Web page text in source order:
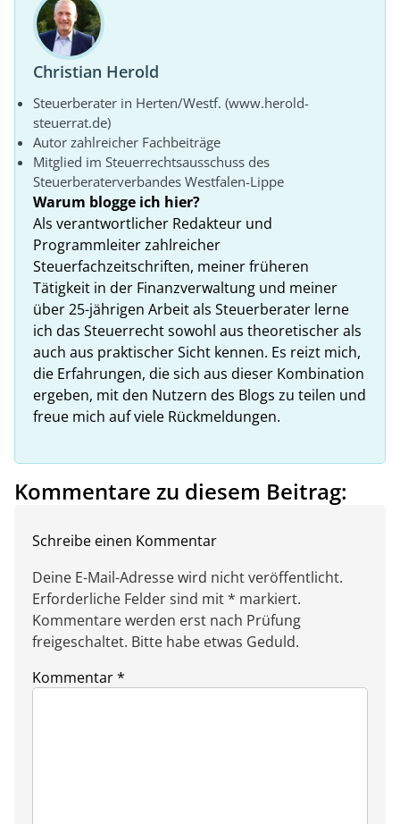
Christian Herold
Steuerberater in Herten/Westf. (www.herold-
steuerrat.de)
Autor zahlreicher Fachbeiträge
Mitglied im Steuerrechtsausschuss des
Steuerberaterverbandes Westfalen-Lippe
Warum blogge ich hier?
Als verantwortlicher Redakteur und
Programmleiter zahlreicher
Steuerfachzeitschriften, meiner früheren
Tätigkeit in der Finanzverwaltung und meiner
über 25-jährigen Arbeit als Steuerberater lerne
ich das Steuerrecht sowohl aus theoretischer als
auch aus praktischer Sicht kennen. Es reizt mich,
die Erfahrungen, die sich aus dieser Kombination
ergeben, mit den Nutzern des Blogs zu teilen und
freue mich auf viele Rückmeldungen.
Kommentare zu diesem Beitrag:
Schreibe einen Kommentar
Deine E-Mail-Adresse wird nicht veröffentlicht.
Erforderliche Felder sind mit * markiert.
Kommentare werden erst nach Prüfung
freigeschaltet. Bitte habe etwas Geduld.
Kommentar*